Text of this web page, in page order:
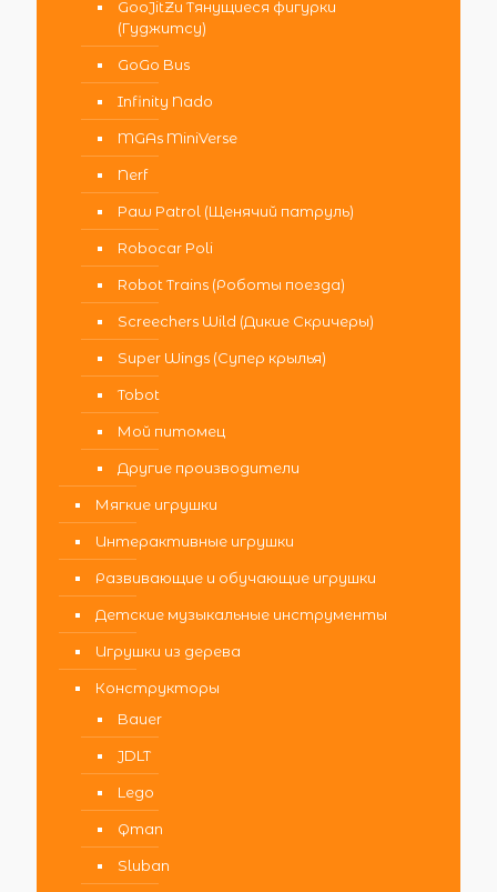
GooJitZu Тянущиеся фигурки
(Гуджитсу)
GoGo Bus
Infinity Nado
MGAs MiniVerse
Nerf
Paw Patrol (Щенячий патруль)
Robocar Poli
Robot Trains (Роботы поезда)
Screechers Wild (Дикие Скричеры)
Super Wings (Супер крылья)
Tobot
Мой питомец
Другие производители
Мягкие игрушки
Интерактивные игрушки
Развивающие и обучающие игрушки
Детские музыкальные инструменты
Игрушки из дерева
Конструкторы
Bauer
JDLT
Lego
Qman
Sluban